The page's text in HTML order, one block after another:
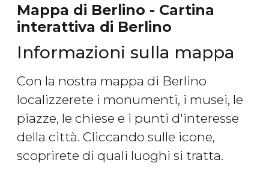
Mappa di Berlino - Cartina
interattiva di Berlino
Informazioni sulla mappa
Con la nostra mappa di Berlino
localizzerete i monumenti, i musei, le
piazze, le chiese e i punti d'interesse
della città. Cliccando sulle icone,
scoprirete di quali luoghi si tratta.